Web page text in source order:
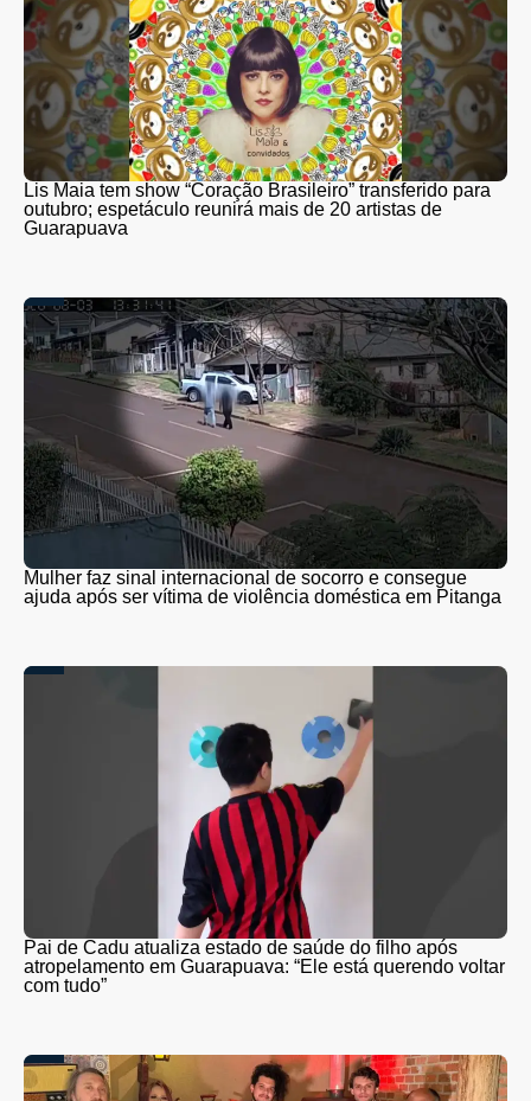
Lis Maia tem show “Coração Brasileiro” transferido para
outubro; espetáculo reunirá mais de 20 artistas de
Guarapuava
Mulher faz sinal internacional de socorro e consegue
ajuda após ser vítima de violência doméstica em Pitanga
Pai de Cadu atualiza estado de saúde do filho após
atropelamento em Guarapuava: “Ele está querendo voltar
com tudo”